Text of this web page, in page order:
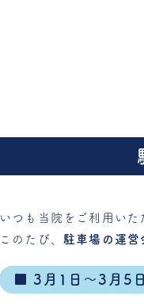
いつも当院をご利用いた
このたび、 駐車場の運営
■ 3月1日～3月5日